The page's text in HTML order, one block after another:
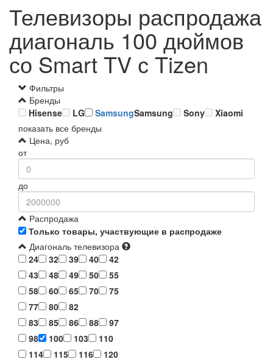
Телевизоры распродажа
диагональ 100 дюймов
со Smart TV с Tizen
Фильтры
Бренды
Hisense
LG SamsungSamsung Sony
Xiaomi
показать все бренды
Цена, руб
от
до
Распродажа
Только товары, участвующие в распродаже
Диагональ телевизора
24
32 39 40
42
43
48 49 50
55
58
60 65 70
75
77
80
82
83
85 86 88
97
98
100 103
110
114
115 116
120